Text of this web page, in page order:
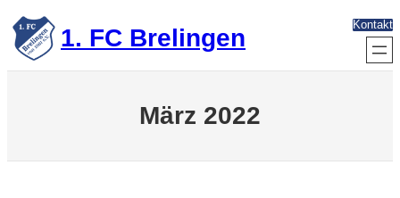
Zum
Inhalt
springen 1. FC Brelingen Kontakt
März 2022